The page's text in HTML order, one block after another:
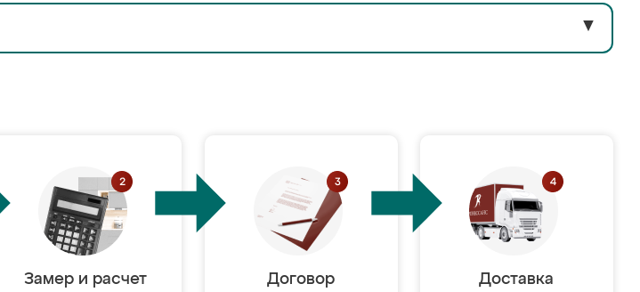
▼
Замер и расчет
Договор
Доставка